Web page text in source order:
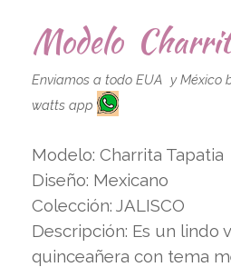
Modelo
Enviamos a todo EUA y México
watts app
Modelo: Charrita Tapatia
Diseño: Mexicano
Colección: JALISCO
Descripción: Es un lindo
quinceañera con tema